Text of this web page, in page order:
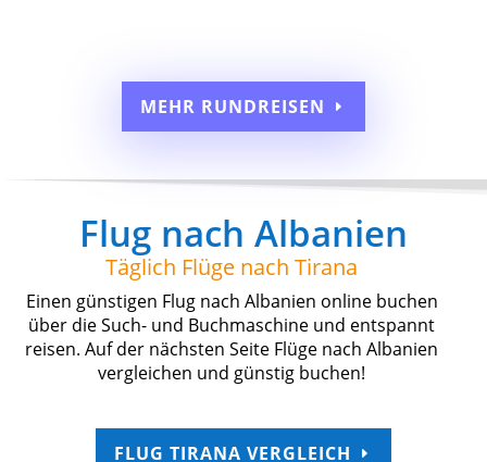
MEHR RUNDREISEN
Flug nach Albanien
Täglich Flüge nach Tirana
Einen günstigen Flug nach Albanien online buchen
über die Such- und Buchmaschine und entspannt
reisen. Auf der nächsten Seite Flüge nach Albanien
vergleichen und günstig buchen!
FLUG TIRANA VERGLEICH